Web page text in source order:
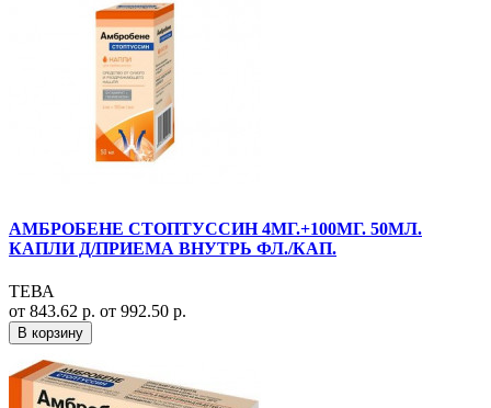
АМБРОБЕНЕ СТОПТУССИН 4МГ.+100МГ. 50МЛ.
КАПЛИ Д/ПРИЕМА ВНУТРЬ ФЛ./КАП.
ТЕВА
от 843.62 р. от 992.50 р.
В корзину